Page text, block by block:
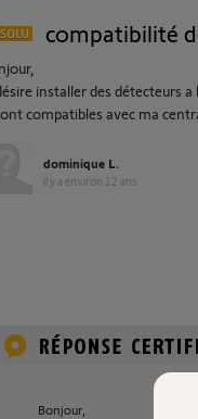
compatibilité
installer des détecteurs
compatibles avec ma
dominique L.
il y a environ 12 ans
Bonjour,